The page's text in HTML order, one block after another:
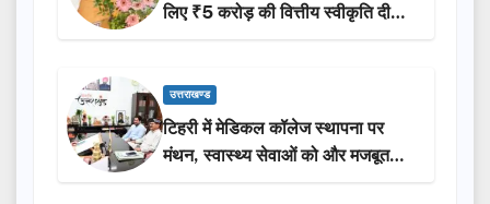
लिए ₹5 करोड़ की वित्तीय स्वीकृति दी…
उत्तराखण्ड
टिहरी में मेडिकल कॉलेज स्थापना पर
मंथन, स्वास्थ्य सेवाओं को और मजबूत
करेगी सरकार: मुख्यमंत्री धामी…